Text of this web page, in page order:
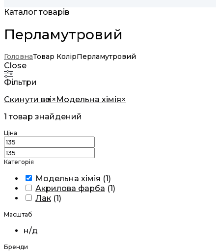
Каталог товарів
Перламутровий
ГоловнаТовар КолірПерламутровий
Close
Фільтри
Скинути всі×Модельна хімія×
1 товар знайдений
Ціна
Категорія
Модельна хімія (1)
Акрилова фарба (1)
Лак (1)
Масштаб
н/д
Бренди